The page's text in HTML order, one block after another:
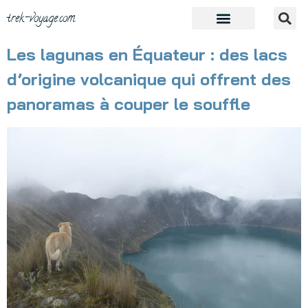
trek-voyage.com
Les lagunas en Équateur : des lacs
d’origine volcanique qui offrent des
panoramas à couper le souffle